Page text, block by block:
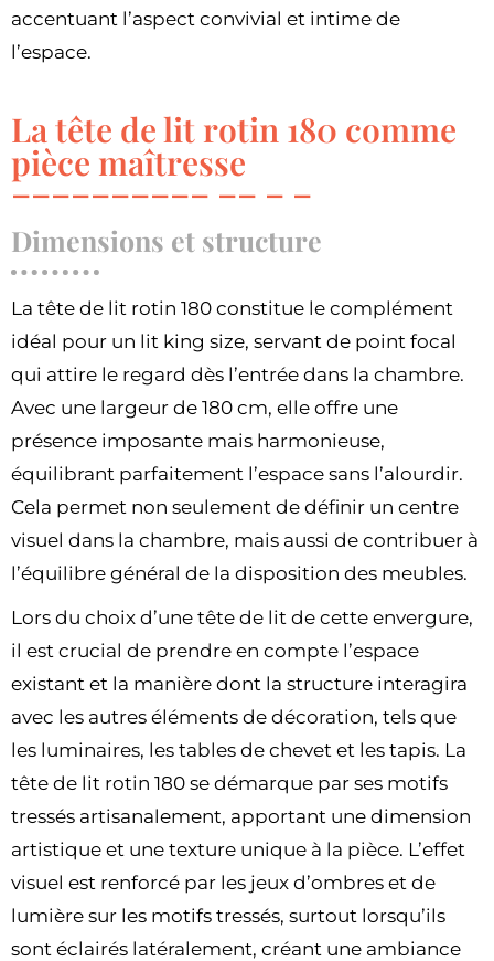
accentuant l’aspect convivial et intime de
l’espace.
La tête de lit rotin 180 comme
pièce maîtresse
Dimensions et structure
La tête de lit rotin 180 constitue le complément
idéal pour un lit king size, servant de point focal
qui attire le regard dès l’entrée dans la chambre.
Avec une largeur de 180 cm, elle offre une
présence imposante mais harmonieuse,
équilibrant parfaitement l’espace sans l’alourdir.
Cela permet non seulement de définir un centre
visuel dans la chambre, mais aussi de contribuer à
l’équilibre général de la disposition des meubles.
Lors du choix d’une tête de lit de cette envergure,
il est crucial de prendre en compte l’espace
existant et la manière dont la structure interagira
avec les autres éléments de décoration, tels que
les luminaires, les tables de chevet et les tapis. La
tête de lit rotin 180 se démarque par ses motifs
tressés artisanalement, apportant une dimension
artistique et une texture unique à la pièce. L’effet
visuel est renforcé par les jeux d’ombres et de
lumière sur les motifs tressés, surtout lorsqu’ils
sont éclairés latéralement, créant une ambiance